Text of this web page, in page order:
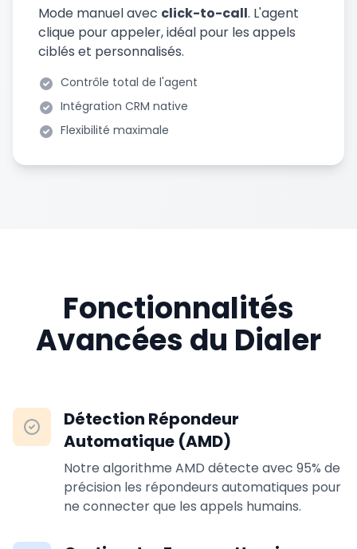
Mode manuel avec click-to-call. L'agent
clique pour appeler, idéal pour les appels
ciblés et personnalisés.
Contrôle total de l'agent
Intégration CRM native
Flexibilité maximale
Fonctionnalités
Avancées du Dialer
Détection Répondeur
Automatique (AMD)
Notre algorithme AMD détecte avec 95% de
précision les répondeurs automatiques pour
ne connecter que les appels humains.